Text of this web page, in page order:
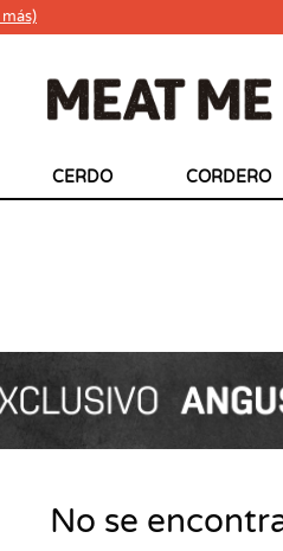
CERDO CORDERO
No se